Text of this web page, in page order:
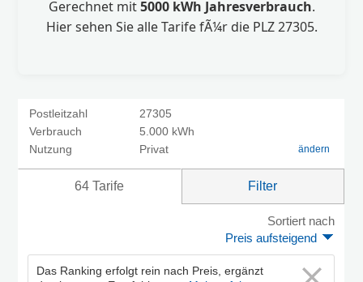
Gerechnet mit5000 kWh Jahresverbrauch.
Hier sehen Sie alle Tarife fÃ¼r die PLZ 27305.